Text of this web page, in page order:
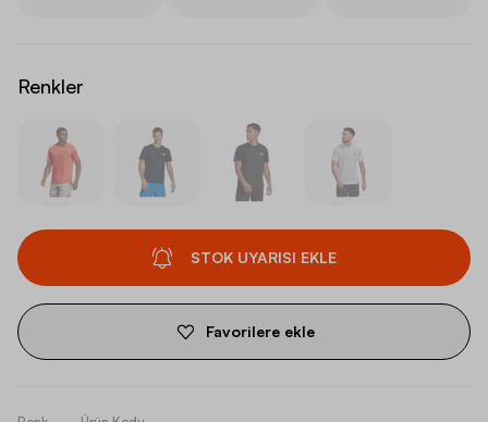
Renkler
STOK UYARISI EKLE
Favorilere ekle